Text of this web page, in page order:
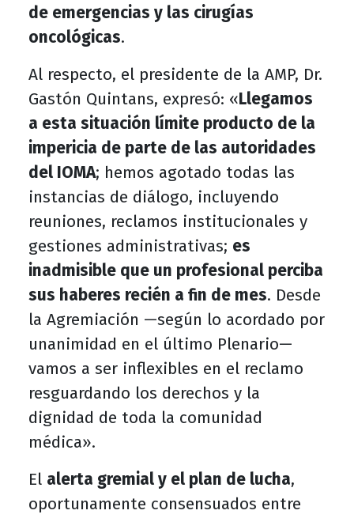
de emergencias y las cirugías
oncológicas.
Al respecto, el presidente de la AMP, Dr.
Gastón Quintans, expresó: «Llegamos
a esta situación límite producto de la
impericia de parte de las autoridades
del IOMA; hemos agotado todas las
instancias de diálogo, incluyendo
reuniones, reclamos institucionales y
gestiones administrativas; es
inadmisible que un profesional perciba
sus haberes recién a fin de mes. Desde
la Agremiación —según lo acordado por
unanimidad en el último Plenario—
vamos a ser inflexibles en el reclamo
resguardando los derechos y la
dignidad de toda la comunidad
médica».
El alerta gremial y el plan de lucha,
oportunamente consensuados entre